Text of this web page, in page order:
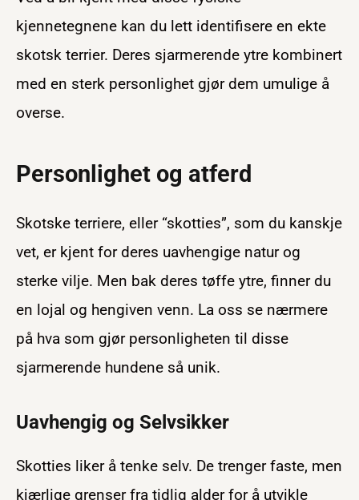
kjennetegnene kan du lett identifisere en ekte
skotsk terrier. Deres sjarmerende ytre kombinert
med en sterk personlighet gjør dem umulige å
overse.
Personlighet og atferd
Skotske terriere, eller “skotties”, som du kanskje
vet, er kjent for deres uavhengige natur og
sterke vilje. Men bak deres tøffe ytre, finner du
en lojal og hengiven venn. La oss se nærmere
på hva som gjør personligheten til disse
sjarmerende hundene så unik.
Uavhengig og Selvsikker
Skotties liker å tenke selv. De trenger faste, men
kjærlige grenser fra tidlig alder for å utvikle